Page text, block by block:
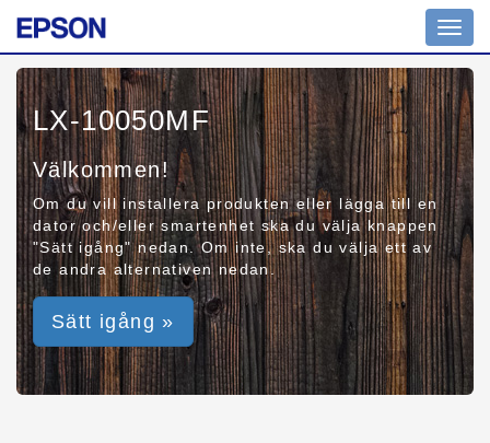
LX-10050MF
Välkommen!
Om du vill installera produkten eller lägga till en
dator och/eller smartenhet ska du välja knappen
"Sätt igång" nedan. Om inte, ska du välja ett av
de andra alternativen nedan.
Sätt igång »